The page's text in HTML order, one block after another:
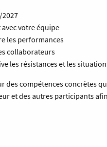
2027
votre équipe
les performances
collaborateurs
les résistances et les
des compétences concrètes
et des autres participants